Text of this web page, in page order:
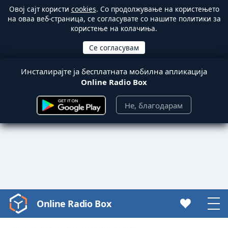
Овој сајт користи cookies. Со продолжување на користењето
на оваа веб-страница, се согласувате со нашите политики за
користење на колачиња.
Инсталирајте ја бесплатната мобилна апликација
Online Radio Box
Не, благодарам
Video
Player
Online Radio Box